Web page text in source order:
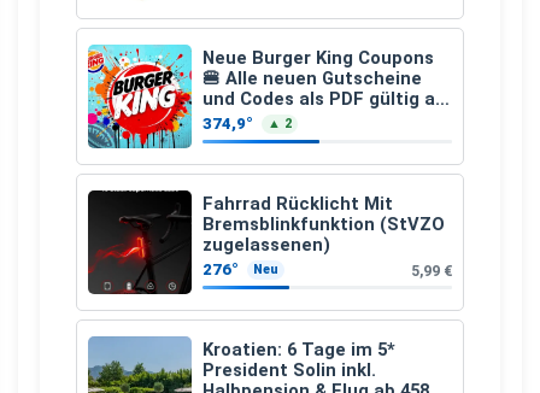
Neue Burger King Coupons
🍔 Alle neuen Gutscheine
und Codes als PDF gültig ab
25.07.2026 bis 04.09.2026
374,9° ▲ 2
Fahrrad Rücklicht Mit
Bremsblinkfunktion (StVZO
zugelassenen)
276° Neu 5,99 €
Kroatien: 6 Tage im 5*
President Solin inkl.